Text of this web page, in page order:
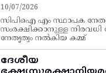
10/07/2026
സിപിഐ എം സ്ഥാപക
സംരക്ഷിക്കാനുള്ള നിരവധി
നേതൃത്വം നല്‍കിയ കമ്മ്
ദേശീയ